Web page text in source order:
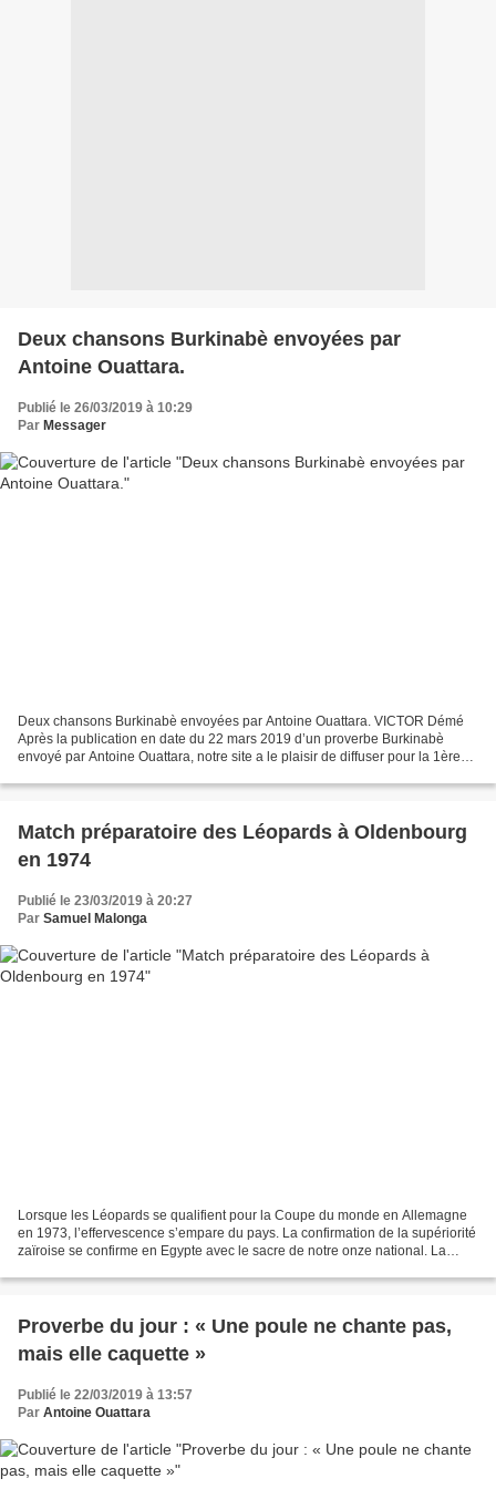
Deux chansons Burkinabè envoyées par
Antoine Ouattara.
Publié le 26/03/2019 à 10:29
Par Messager
Deux chansons Burkinabè envoyées par Antoine Ouattara. VICTOR Démé
Après la publication en date du 22 mars 2019 d’un proverbe Burkinabè
envoyé par Antoine Ouattara, notre site a le plaisir de diffuser pour la 1ère
Match préparatoire des Léopards à Oldenbourg
en 1974
Publié le 23/03/2019 à 20:27
Par Samuel Malonga
Lorsque les Léopards se qualifient pour la Coupe du monde en Allemagne
en 1973, l’effervescence s’empare du pays. La confirmation de la supériorité
zaïroise se confirme en Egypte avec le sacre de notre onze national. La
Proverbe du jour : « Une poule ne chante pas,
mais elle caquette »
Publié le 22/03/2019 à 13:57
Par Antoine Ouattara